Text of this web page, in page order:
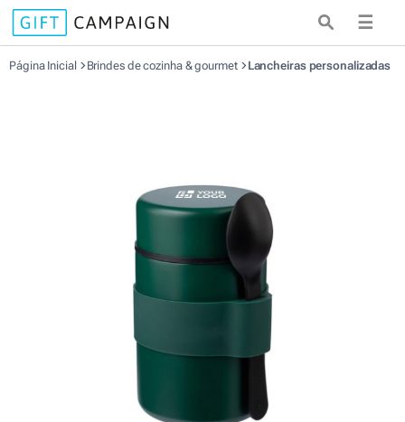
☰
Página Inicial Brindes de cozinha & gourmet Lancheiras personalizadas